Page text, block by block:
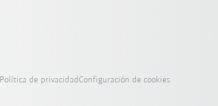
Política de privacidad Configuración de cookies